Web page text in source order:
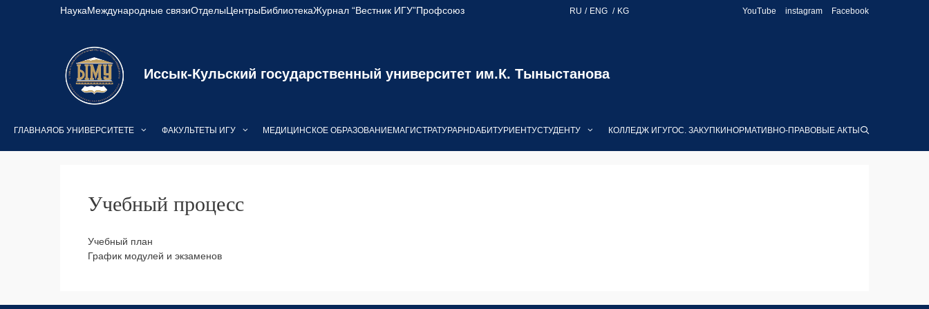
НаукаМеждународные связиОтделыЦентрыБиблиотекаЖурнал “Вестник ИГУ”Профсоюз RU ENG KG YouTube instagram Facebook
Иссык-Кульский государственный университет им.К. Тыныстанова
ГЛАВНАЯОБ УНИВЕРСИТЕТЕ ФАКУЛЬТЕТЫ ИГУ МЕДИЦИНСКОЕ ОБРАЗОВАНИЕМАГИСТРАТУРАPHDАБИТУРИЕНТУСТУДЕНТУ КОЛЛЕДЖ ИГУГОС. ЗАКУПКИ НОРМАТИВНО-ПРАВОВЫЕ АКТЫ
Учебный процесс
Учебный план
График модулей и экзаменов